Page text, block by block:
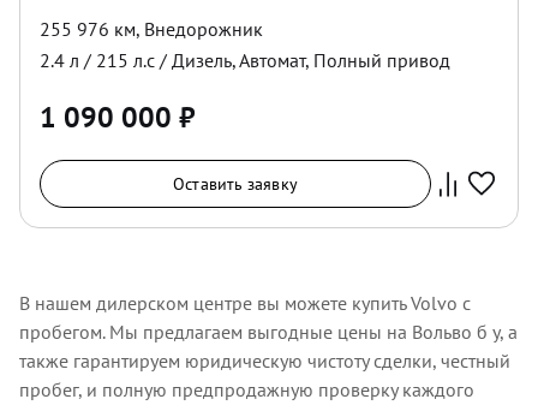
255 976 км, Внедорожник
2.4 л / 215 л.с / Дизель,Автомат, Полный привод
1 090 000 ₽
Оставить заявку
В нашем дилерском центре вы можете купить Volvo с
пробегом. Мы предлагаем выгодные цены на Вольво б у, а
также гарантируем юридическую чистоту сделки, честный
пробег, и полную предпродажную проверку каждого